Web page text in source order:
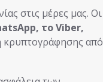
στις μέρες μας. Οι
το Viber,
από